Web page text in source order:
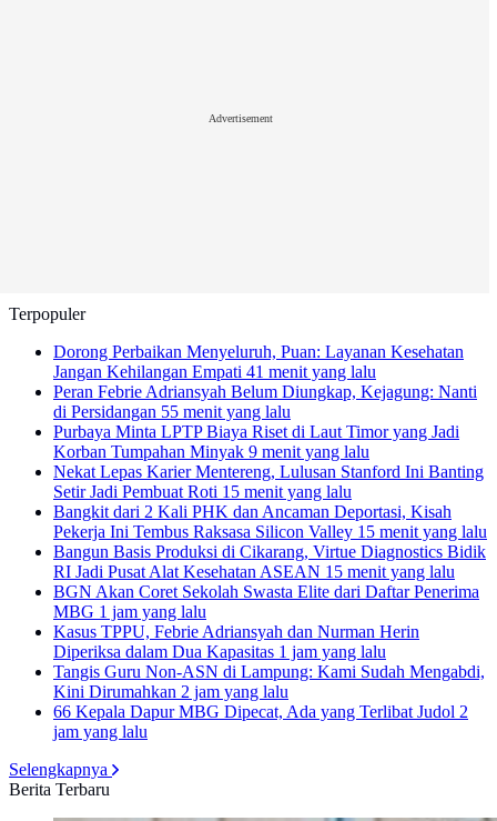
Advertisement
Terpopuler
Dorong Perbaikan Menyeluruh, Puan: Layanan Kesehatan
Jangan Kehilangan Empati 41 menit yang lalu
Peran Febrie Adriansyah Belum Diungkap, Kejagung: Nanti
di Persidangan 55 menit yang lalu
Purbaya Minta LPTP Biaya Riset di Laut Timor yang Jadi
Korban Tumpahan Minyak 9 menit yang lalu
Nekat Lepas Karier Mentereng, Lulusan Stanford Ini Banting
Setir Jadi Pembuat Roti 15 menit yang lalu
Bangkit dari 2 Kali PHK dan Ancaman Deportasi, Kisah
Pekerja Ini Tembus Raksasa Silicon Valley 15 menit yang lalu
Bangun Basis Produksi di Cikarang, Virtue Diagnostics Bidik
RI Jadi Pusat Alat Kesehatan ASEAN 15 menit yang lalu
BGN Akan Coret Sekolah Swasta Elite dari Daftar Penerima
MBG 1 jam yang lalu
Kasus TPPU, Febrie Adriansyah dan Nurman Herin
Diperiksa dalam Dua Kapasitas 1 jam yang lalu
Tangis Guru Non-ASN di Lampung: Kami Sudah Mengabdi,
Kini Dirumahkan 2 jam yang lalu
66 Kepala Dapur MBG Dipecat, Ada yang Terlibat Judol 2
jam yang lalu
Selengkapnya
Berita Terbaru